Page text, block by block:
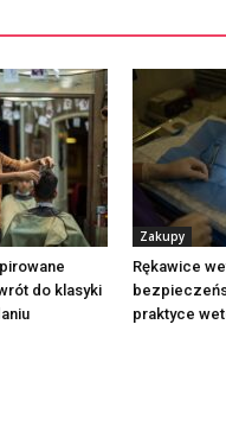
do klasyki
Zakupy
Rękawice
praktyce